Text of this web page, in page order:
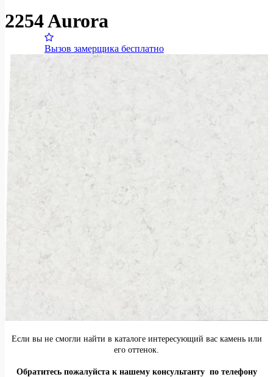
2254 Aurora
Вызов замерщика бесплатно
Если вы не смогли найти в каталоге интересующий вас камень или
его оттенок.
Обратитесь пожалуйста к нашему консультанту по телефону